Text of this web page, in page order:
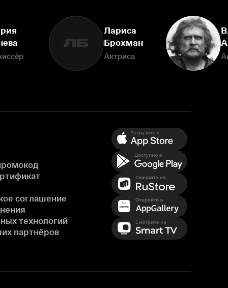
ЛБ
Лариса
Брохман
Актриса
соглашение
технологий
партнёров